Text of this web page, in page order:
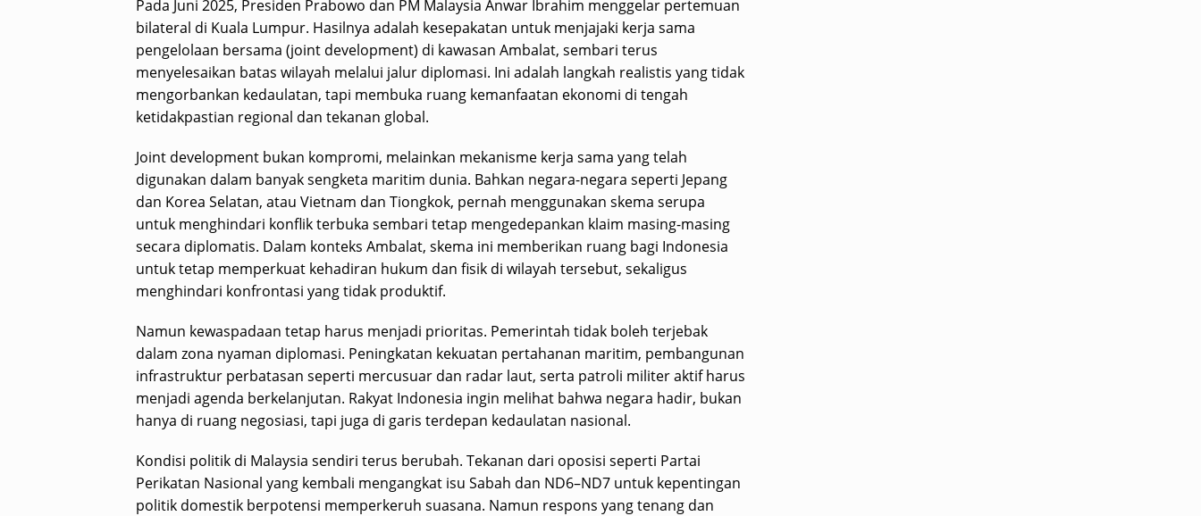
Pada Juni 2025, Presiden Prabowo dan PM Malaysia Anwar Ibrahim menggelar pertemuan
bilateral di Kuala Lumpur. Hasilnya adalah kesepakatan untuk menjajaki kerja sama
pengelolaan bersama (joint development) di kawasan Ambalat, sembari terus
menyelesaikan batas wilayah melalui jalur diplomasi. Ini adalah langkah realistis yang tidak
mengorbankan kedaulatan, tapi membuka ruang kemanfaatan ekonomi di tengah
ketidakpastian regional dan tekanan global.
Joint development bukan kompromi, melainkan mekanisme kerja sama yang telah
digunakan dalam banyak sengketa maritim dunia. Bahkan negara-negara seperti Jepang
dan Korea Selatan, atau Vietnam dan Tiongkok, pernah menggunakan skema serupa
untuk menghindari konflik terbuka sembari tetap mengedepankan klaim masing-masing
secara diplomatis. Dalam konteks Ambalat, skema ini memberikan ruang bagi Indonesia
untuk tetap memperkuat kehadiran hukum dan fisik di wilayah tersebut, sekaligus
menghindari konfrontasi yang tidak produktif.
Namun kewaspadaan tetap harus menjadi prioritas. Pemerintah tidak boleh terjebak
dalam zona nyaman diplomasi. Peningkatan kekuatan pertahanan maritim, pembangunan
infrastruktur perbatasan seperti mercusuar dan radar laut, serta patroli militer aktif harus
menjadi agenda berkelanjutan. Rakyat Indonesia ingin melihat bahwa negara hadir, bukan
hanya di ruang negosiasi, tapi juga di garis terdepan kedaulatan nasional.
Kondisi politik di Malaysia sendiri terus berubah. Tekanan dari oposisi seperti Partai
Perikatan Nasional yang kembali mengangkat isu Sabah dan ND6–ND7 untuk kepentingan
politik domestik berpotensi memperkeruh suasana. Namun respons yang tenang dan